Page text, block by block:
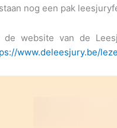
nog een pak
de website van de
www.deleesjury.be/